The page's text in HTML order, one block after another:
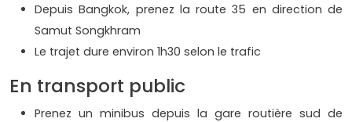
Depuis Bangkok, prenez la route 35 en direction de
Samut Songkhram
Le trajet dure environ 1h30 selon le trafic
En transport public
Prenez un minibus depuis la gare routière sud de